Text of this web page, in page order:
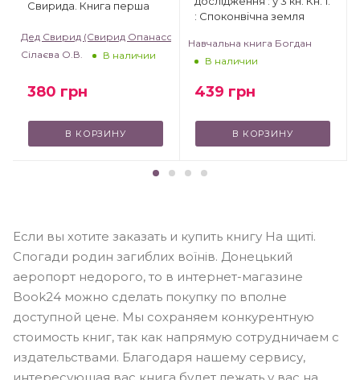
Свирида. Книга перша
Дед Свирид (Свирид Опанасович)
Сілаєва О.В.
В наличии
380 грн
В КОРЗИНУ
: Споконвічна земля
Навчальна книга Богдан
В наличии
439 грн
В КОРЗИНУ
Если вы хотите заказать и купить книгу На щиті.
Спогади родин загиблих воїнів. Донецький
аеропорт недорого, то в интернет-магазине
Book24 можно сделать покупку по вполне
доступной цене. Мы сохраняем конкурентную
стоимость книг, так как напрямую сотрудничаем с
издательствами. Благодаря нашему сервису,
интересующая вас книга будет лежать у вас на